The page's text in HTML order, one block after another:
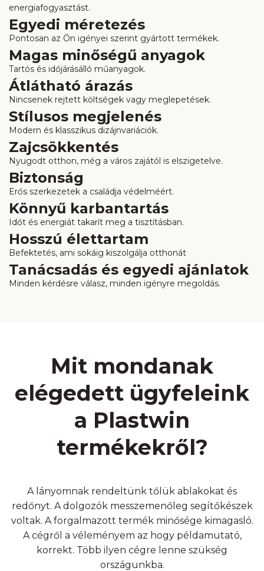
energiafogyasztást.
Egyedi méretezés
Pontosan az Ön igényei szerint gyártott termékek.
Magas minőségű anyagok
Tartós és időjárásálló műanyagok.
Átlátható árazás
Nincsenek rejtett költségek vagy meglepetések.
Stílusos megjelenés
Modern és klasszikus dizájnvariációk.
Zajcsökkentés
Nyugodt otthon, még a város zajától is elszigetelve.
Biztonság
Erős szerkezetek a családja védelméért.
Könnyű karbantartás
Időt és energiát takarít meg a tisztításban.
Hosszú élettartam
Befektetés, ami sokáig kiszolgálja otthonát
Tanácsadás és egyedi ajánlatok
Minden kérdésre válasz, minden igényre megoldás.
Mit mondanak
elégedett ügyfeleink
a Plastwin
termékekről?
A lányomnak rendeltünk tőlük ablakokat és
redőnyt. A dolgozók messzemenőleg segítőkészek
voltak. A forgalmazott termék minősége kimagasló.
A cégről a véleményem az hogy példamutató,
korrekt. Több ilyen cégre lenne szükség
országunkba.